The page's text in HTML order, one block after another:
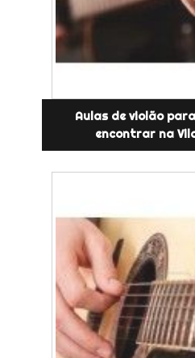
Aulas de violão
encontrar na